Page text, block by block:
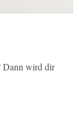
Dann wird dir